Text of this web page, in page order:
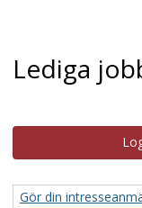
Lediga
Gör din